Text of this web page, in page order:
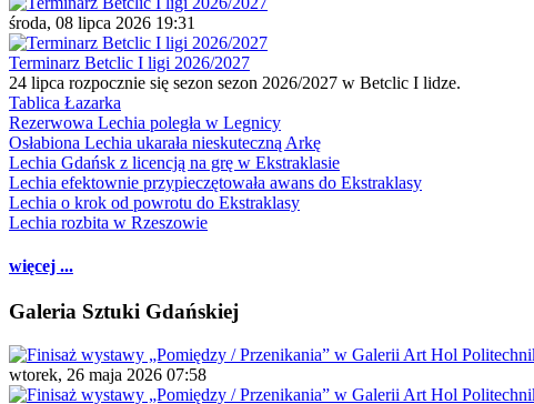
środa, 08 lipca 2026 19:31
Terminarz Betclic I ligi 2026/2027
24 lipca rozpocznie się sezon sezon 2026/2027 w Betclic I lidze.
Tablica Łazarka
Rezerwowa Lechia poległa w Legnicy
Osłabiona Lechia ukarała nieskuteczną Arkę
Lechia Gdańsk z licencją na grę w Ekstraklasie
Lechia efektownie przypieczętowała awans do Ekstraklasy
Lechia o krok od powrotu do Ekstraklasy
Lechia rozbita w Rzeszowie
więcej ...
Galeria Sztuki Gdańskiej
wtorek, 26 maja 2026 07:58